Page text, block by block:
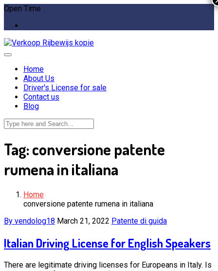
Open Time
Home
About Us
Driver's License for sale
Contact us
Blog
Tag:conversione patente
rumena in italiana
Home
conversione patente rumena in italiana
By vendolog18 March 21, 2022 Patente di guida
Italian Driving License for English Speakers
There are legitimate driving licenses for Europeans in Italy. Is